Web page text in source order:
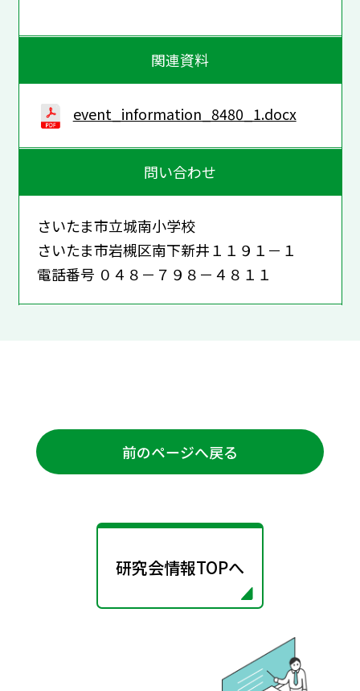
関連資料
event_information_8480_1.docx
問い合わせ
さいたま市立城南小学校
さいたま市岩槻区南下新井１１９１－１
電話番号 ０４８－７９８－４８１１
前のページへ戻る
研究会情報TOPへ